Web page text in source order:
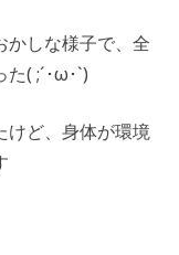
かしな様子で、全
( ;´･ω･`)
けど、身体が環境